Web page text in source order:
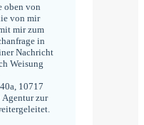
oben von
von mir
mir zum
in
Nachricht
Weisung
10717
zur